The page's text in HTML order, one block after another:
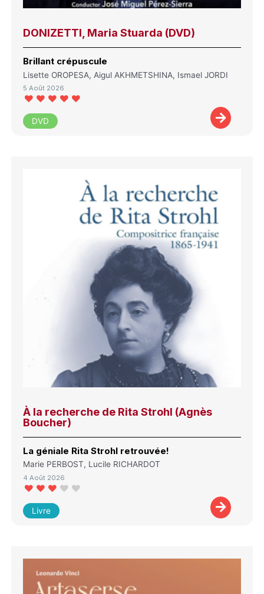
DONIZETTI, Maria Stuarda (DVD)
Brillant crépuscule
Lisette OROPESA, Aigul AKHMETSHINA, Ismael JORDI
5 Août 2026
DVD
À la recherche de Rita Strohl (Agnès
Boucher)
La géniale Rita Strohl retrouvée!
Marie PERBOST, Lucile RICHARDOT
4 Août 2026
Livre